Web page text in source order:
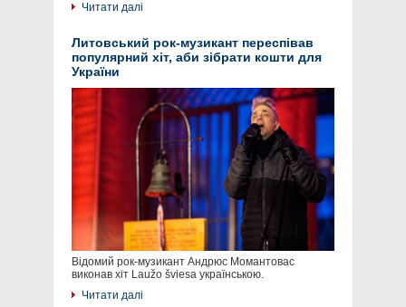
Читати далі
Литовський рок-музикант переспівав
популярний хіт, аби зібрати кошти для
України
Відомий рок-музикант Андрюс Момантовас
виконав хіт Laužo šviesa українською.
Читати далі